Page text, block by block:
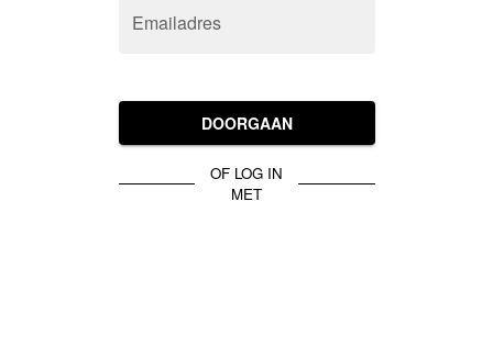
Emailadres
DOORGAAN
OF LOG IN
MET